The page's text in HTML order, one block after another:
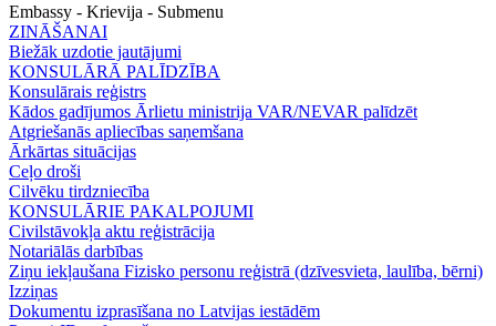
Embassy - Krievija - Submenu
ZINĀŠANAI
Biežāk uzdotie jautājumi
KONSULĀRĀ PALĪDZĪBA
Konsulārais reģistrs
Kādos gadījumos Ārlietu ministrija VAR/NEVAR palīdzēt
Atgriešanās apliecības saņemšana
Ārkārtas situācijas
Ceļo droši
Cilvēku tirdzniecība
KONSULĀRIE PAKALPOJUMI
Civilstāvokļa aktu reģistrācija
Notariālās darbības
Ziņu iekļaušana Fizisko personu reģistrā (dzīvesvieta, laulība, bērni)
Izziņas
Dokumentu izprasīšana no Latvijas iestādēm